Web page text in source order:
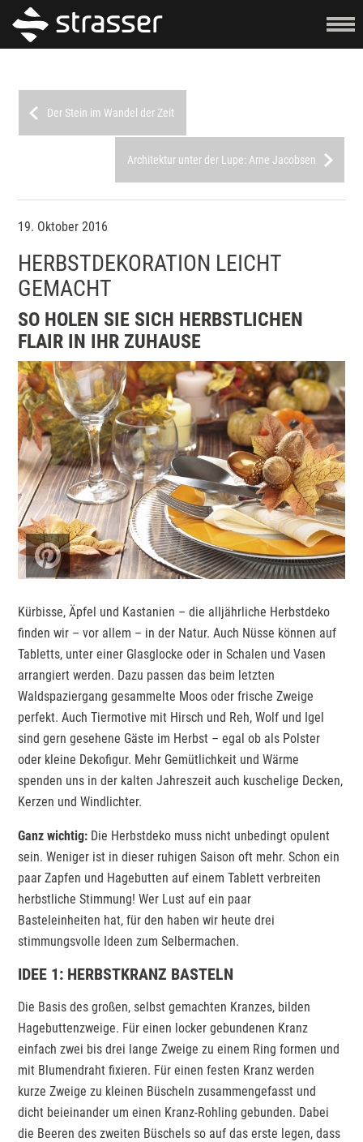
Der Stein im Wandel der Zeit
Architektur unter der Lupe: Arne Jacobsen
19. Oktober 2016
HERBSTDEKORATION LEICHT
GEMACHT
SO HOLEN SIE SICH HERBSTLICHEN
FLAIR IN IHR ZUHAUSE
Kürbisse, Äpfel und Kastanien – die alljährliche Herbstdeko
finden wir – vor allem – in der Natur. Auch Nüsse können auf
Tabletts, unter einer Glasglocke oder in Schalen und Vasen
arrangiert werden. Dazu passen das beim letzten
Waldspaziergang gesammelte Moos oder frische Zweige
perfekt. Auch Tiermotive mit Hirsch und Reh, Wolf und Igel
sind gern gesehene Gäste im Herbst – egal ob als Polster
oder kleine Dekofigur. Mehr Gemütlichkeit und Wärme
spenden uns in der kalten Jahreszeit auch kuschelige Decken,
Kerzen und Windlichter.
Ganz wichtig: Die Herbstdeko muss nicht unbedingt opulent
sein. Weniger ist in dieser ruhigen Saison oft mehr. Schon ein
paar Zapfen und Hagebutten auf einem Tablett verbreiten
herbstliche Stimmung! Wer Lust auf ein paar
Basteleinheiten hat, für den haben wir heute drei
stimmungsvolle Ideen zum Selbermachen.
IDEE 1: HERBSTKRANZ BASTELN
Die Basis des großen, selbst gemachten Kranzes, bilden
Hagebuttenzweige. Für einen locker gebundenen Kranz
einfach zwei bis drei lange Zweige zu einem Ring formen und
mit Blumendraht fixieren. Für einen festen Kranz werden
kurze Zweige zu kleinen Büscheln zusammengefasst und
dicht beieinander um einen Kranz-Rohling gebunden. Dabei
die Beeren des zweiten Büschels so auf das erste legen, dass